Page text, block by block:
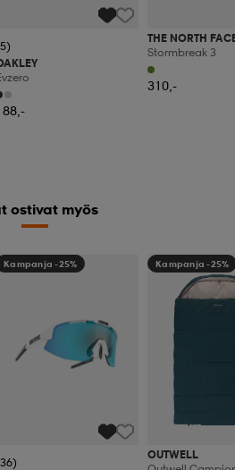
THE NORTH
Stormbreak 3
310,-
ostivat myös
Kampanja -25% Kampanja -25%
OUTWELL